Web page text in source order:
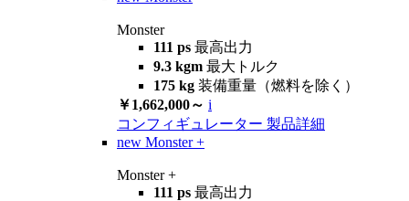
Monster
111 ps 最高出力
9.3 kgm 最大トルク
175 kg 装備重量（燃料を除く）
￥1,662,000～ i
コンフィギュレーター 製品詳細
new Monster +
Monster +
111 ps 最高出力